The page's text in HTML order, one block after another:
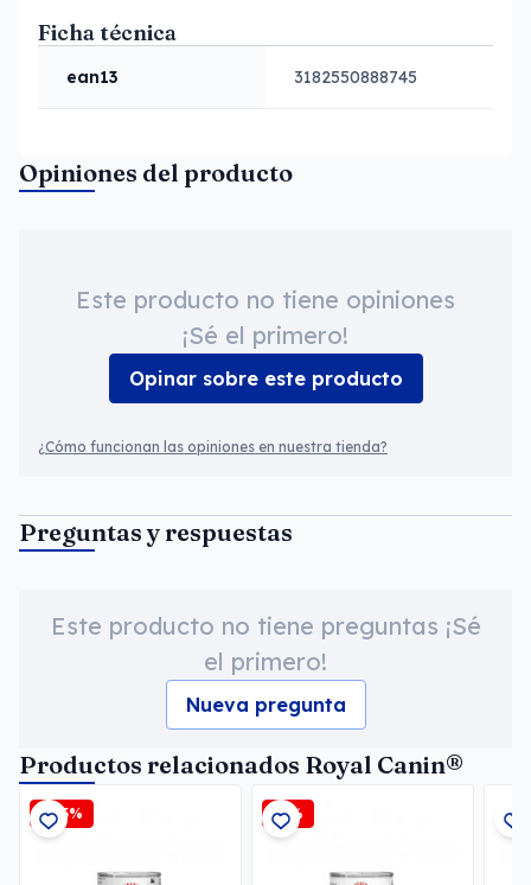
Ficha técnica
ean13 3182550888745
Opiniones del producto
Este producto no tiene opiniones
¡Sé el primero!
Opinar sobre este producto
¿Cómo funcionan las opiniones en nuestra tienda?
Preguntas y respuestas
Este producto no tiene preguntas ¡Sé
el primero!
Nueva pregunta
Productos relacionados Royal Canin®
-2,5% -6%